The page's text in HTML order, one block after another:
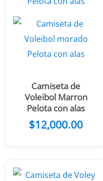
Camiseta de
Voleibol Marron
Pelota con alas
$12,000.00